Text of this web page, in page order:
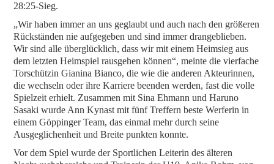
28:25-Sieg.
„Wir haben immer an uns geglaubt und auch nach den größeren
Rückständen nie aufgegeben und sind immer drangeblieben.
Wir sind alle überglücklich, dass wir mit einem Heimsieg aus
dem letzten Heimspiel rausgehen können“, meinte die vierfache
Torschützin Gianina Bianco, die wie die anderen Akteurinnen,
die wechseln oder ihre Karriere beenden werden, fast die volle
Spielzeit erhielt. Zusammen mit Sina Ehmann und Haruno
Sasaki wurde Ann Kynast mit fünf Treffern beste Werferin in
einem Göppinger Team, das einmal mehr durch seine
Ausgeglichenheit und Breite punkten konnte.
Vor dem Spiel wurde der Sportlichen Leiterin des älteren